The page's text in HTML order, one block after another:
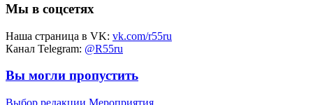
Мы в соцсетях
Наша страница в VK: vk.com/r55ru
Канал Telegram: @R55ru
Вы могли пропустить
Выбор редакции Мероприятия